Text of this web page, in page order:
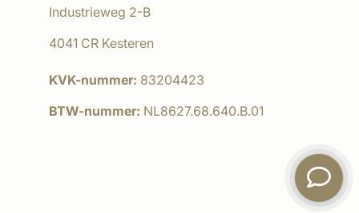
Industrieweg 2-B
4041 CR Kesteren
KVK-nummer: 83204423
BTW-nummer: NL8627.68.640.B.01